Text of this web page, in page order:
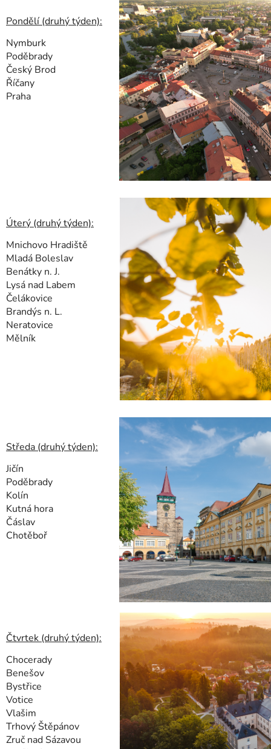
Pondělí (druhý týden):
Nymburk
Poděbrady
Český Brod
Říčany
Praha
Úterý (druhý týden):
Mnichovo Hradiště
Mladá Boleslav
Benátky n. J.
Lysá nad Labem
Čelákovice
Brandýs n. L.
Neratovice
Mělník
Středa (druhý týden):
Jičín
Poděbrady
Kolín
Kutná hora
Čáslav
Chotěboř
Čtvrtek (druhý týden):
Chocerady
Benešov
Bystřice
Votice
Vlašim
Trhový Štěpánov
Zruč nad Sázavou